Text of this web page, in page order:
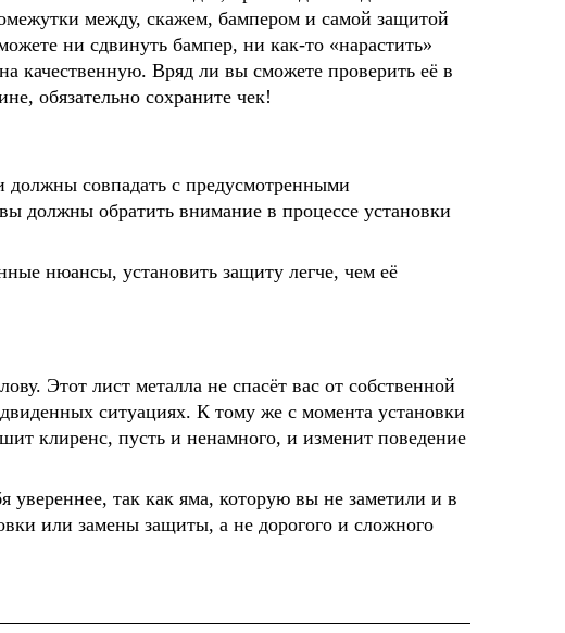
между, скажем, бампером и самой защитой
ни сдвинуть бампер, ни как-то «нарастить»
качественную. Вряд ли вы сможете проверить её в
обязательно сохраните чек!
должны совпадать с предусмотренными
должны обратить внимание в процессе установки
нюансы, установить защиту легче, чем её
Этот лист металла не спасёт вас от собственной
ситуациях. К тому же с момента установки
клиренс, пусть и ненамного, и изменит поведение
увереннее, так как яма, которую вы не заметили и в
или замены защиты, а не дорогого и сложного